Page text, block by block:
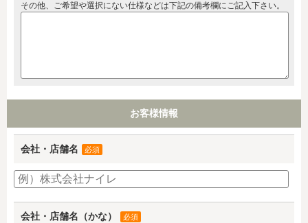
その他、ご希望や選択にない仕様などは下記の備考欄にご記入下さい。
お客様情報
会社・店舗名 必須
会社・店舗名（かな） 必須